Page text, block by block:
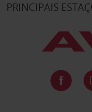
PRINCIPAIS